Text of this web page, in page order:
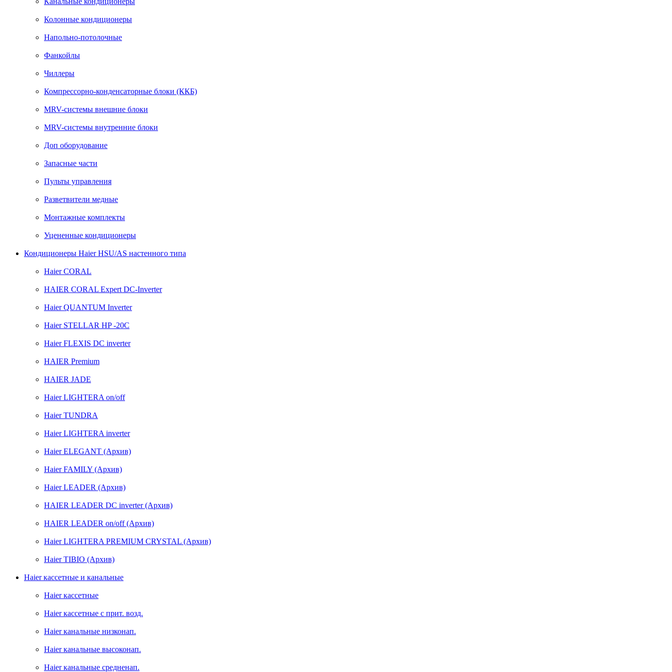
Колонные кондиционеры
Напольно-потолочные
Фанкойлы
Чиллеры
Компрессорно-конденсаторные блоки (ККБ)
MRV-системы внешние блоки
MRV-системы внутренние блоки
Доп оборудование
Запасные части
Пульты управления
Разветвители медные
Монтажные комплекты
Уцененные кондиционеры
Кондиционеры Haier HSU/AS настенного типа
Haier CORAL
HAIER CORAL Expert DC-Inverter
Haier QUANTUM Inverter
Haier STELLAR HP -20C
Haier FLEXIS DC inverter
HAIER Premium
HAIER JADE
Haier LIGHTERA on/off
Haier TUNDRA
Haier LIGHTERA inverter
Haier ELEGANT (Архив)
Haier FAMILY (Архив)
Haier LEADER (Архив)
HAIER LEADER DC inverter (Архив)
HAIER LEADER on/off (Архив)
Haier LIGHTERA PREMIUM CRYSTAL (Архив)
Haier TIBIO (Архив)
Haier кассетные и канальные
Haier кассетные
Haier кассетные с прит. возд.
Haier канальные низконап.
Haier канальные высоконап.
Haier канальные средненап.